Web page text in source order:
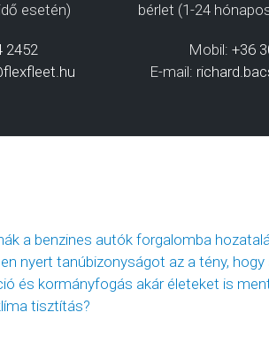
esetén)
2452
bérlet (1-24
Mobil: +36
E-mail:
a benzines autók forgalomba
nyert tanúbizonyságot az a tény,
és kormányfogás akár életeket is
tisztítás?